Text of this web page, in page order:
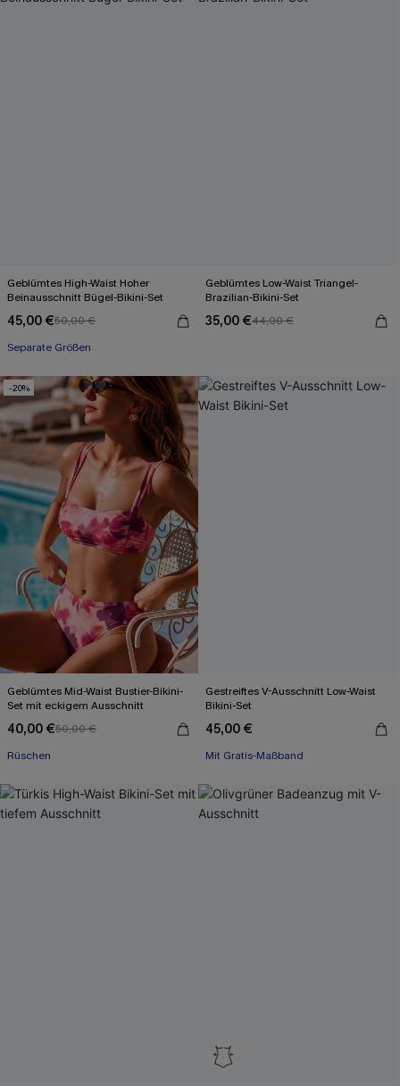
Geblümtes High-Waist Hoher
Beinausschnitt Bügel-Bikini-Set
45,00 €50,00 €
Mit Gratis-Maßband
Separate Größen
Geblümtes Low-Waist Triangel-
Brazilian-Bikini-Set
35,00 €44,00 €
-20%
Geblümtes Mid-Waist Bustier-Bikini-
Set mit eckigem Ausschnitt
40,00 €50,00 €
Rüschen
Gestreiftes V-Ausschnitt Low-Waist
Bikini-Set
45,00 €
Mit Gratis-Maßband